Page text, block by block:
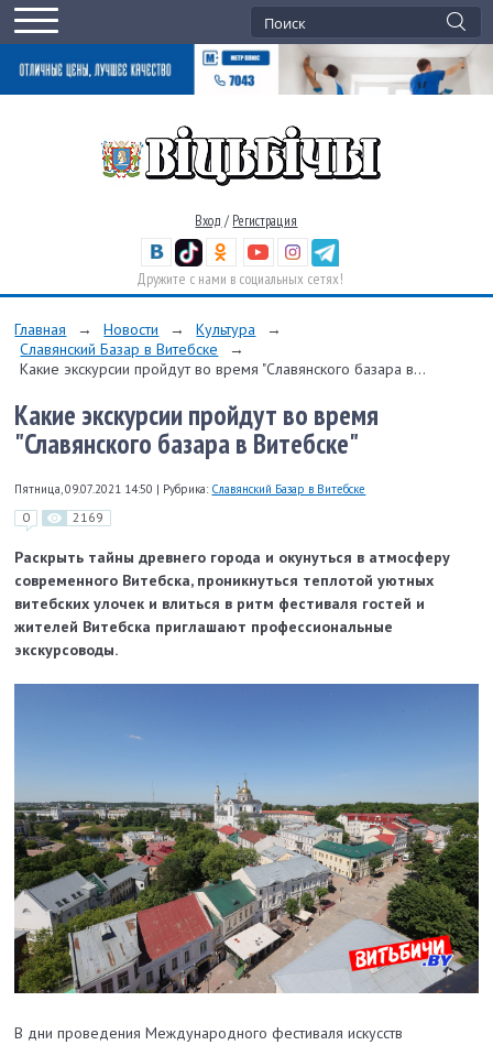
Вход / Регистрация
Дружите с нами в социальных сетях!
Главная → Новости → Культура
→
Славянский Базар в Витебске
→
Какие экскурсии пройдут во время "Славянского базара в...
Какие экскурсии пройдут во время
"Славянского базара в Витебске"
Пятница, 09.07.2021 14:50 | Рубрика: Славянский Базар в Витебске
0 2169
Раскрыть тайны древнего города и окунуться в атмосферу
современного Витебска, проникнуться теплотой уютных
витебских улочек и влиться в ритм фестиваля гостей и
жителей Витебска приглашают профессиональные
экскурсоводы.
В дни проведения Международного фестиваля искусств